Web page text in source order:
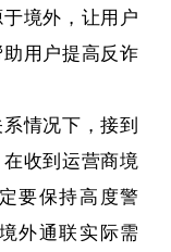
境外，让用户
用户提高反诈
情况下，接到
收到运营商境
要保持高度警
外通联实际需